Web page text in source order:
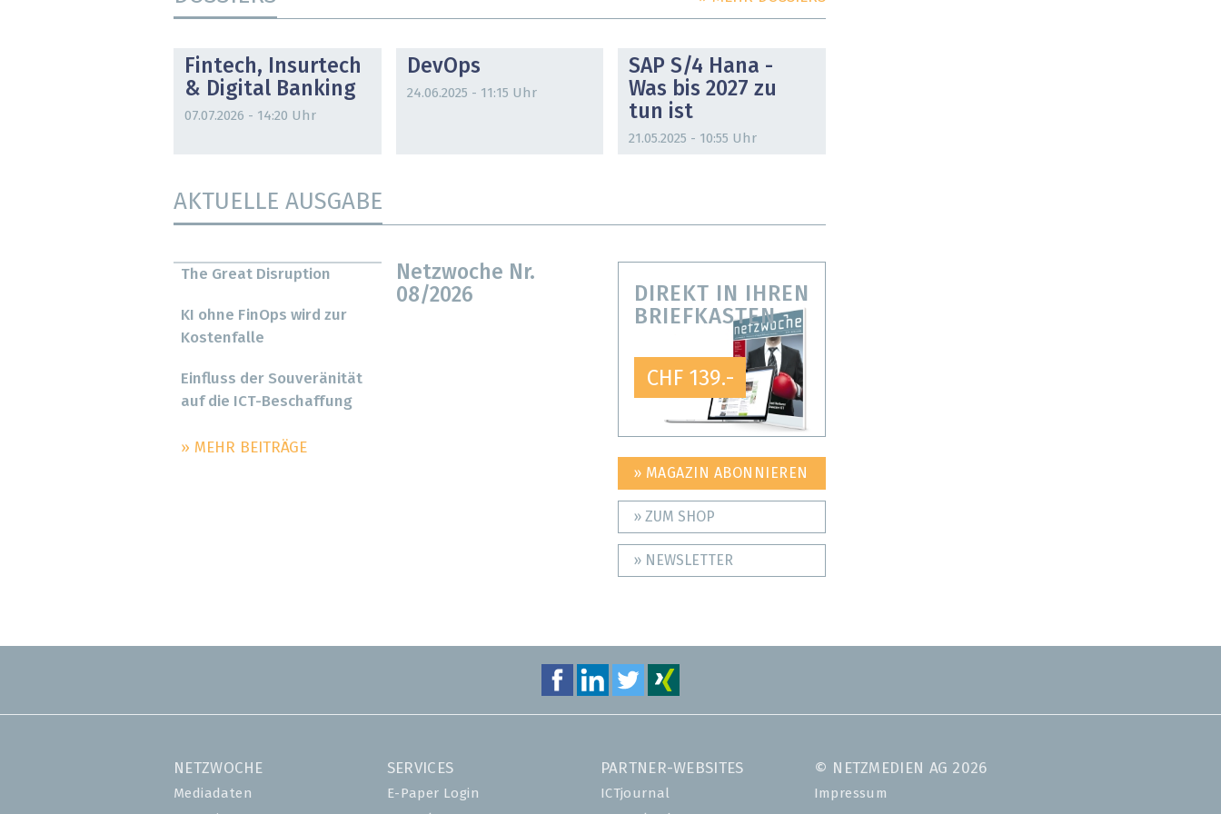
Fintech, Insurtech
& Digital Banking
07.07.2026 - 14:20 Uhr
DevOps
24.06.2025 - 11:15 Uhr
SAP S/4 Hana -
Was bis 2027 zu
tun ist
21.05.2025 - 10:55 Uhr
AKTUELLE AUSGABE
Netzwoche Nr.
08/2026
The Great Disruption
KI ohne FinOps wird zur
Kostenfalle
Einfluss der Souveränität
auf die ICT-Beschaffung
» MEHR BEITRÄGE
DIREKT IN IHREN
BRIEFKASTEN
CHF 139.-
» MAGAZIN ABONNIEREN
» ZUM SHOP
» NEWSLETTER
NETZWOCHE
Mediadaten
SERVICES
E-Paper Login
PARTNER-WEBSITES
ICTjournal
© NETZMEDIEN AG 2026
Impressum